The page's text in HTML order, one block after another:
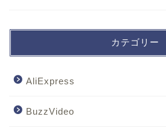
カテゴリー
AliExpress
BuzzVideo